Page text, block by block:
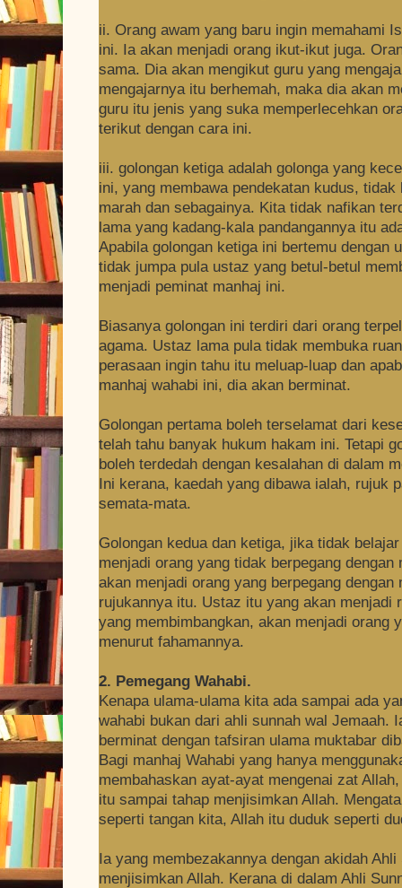
ii. Orang awam yang baru ingin memahami
ini. Ia akan menjadi orang ikut-ikut juga.
sama. Dia akan mengikut guru yang
mengajarnya itu berhemah, maka dia akan
guru itu jenis yang suka memperlecehkan
terikut dengan cara ini.
iii. golongan ketiga adalah golonga yang
ini, yang membawa pendekatan kudus,
marah dan sebagainya. Kita tidak nafikan
lama yang kadang-kala pandangannya itu
Apabila golongan ketiga ini bertemu dengan
tidak jumpa pula ustaz yang betul-betul
menjadi peminat manhaj ini.
Biasanya golongan ini terdiri dari orang
agama. Ustaz lama pula tidak membuka
perasaan ingin tahu itu meluap-luap dan
manhaj wahabi ini, dia akan berminat.
Golongan pertama boleh terselamat dari
telah tahu banyak hukum hakam ini. Tetapi
boleh terdedah dengan kesalahan di dalam
Ini kerana, kaedah yang dibawa ialah, rujuk
semata-mata.
Golongan kedua dan ketiga, jika tidak
menjadi orang yang tidak berpegang
akan menjadi orang yang berpegang
rujukannya itu. Ustaz itu yang akan menjadi
yang membimbangkan, akan menjadi orang
menurut fahamannya.
2. Pemegang Wahabi.
Kenapa ulama-ulama kita ada sampai ada
wahabi bukan dari ahli sunnah wal Jemaah.
berminat dengan tafsiran ulama muktabar
Bagi manhaj Wahabi yang hanya
membahaskan ayat-ayat mengenai zat
itu sampai tahap menjisimkan Allah.
seperti tangan kita, Allah itu duduk seperti
Ia yang membezakannya dengan akidah
menjisimkan Allah. Kerana di dalam Ahli